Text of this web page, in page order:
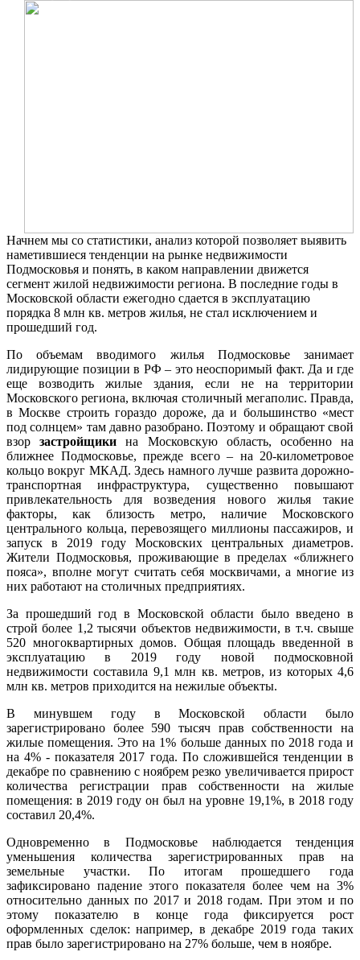
Начнем мы со статистики, анализ которой позволяет выявить
наметившиеся тенденции на рынке недвижимости
Подмосковья и понять, в каком направлении движется
сегмент жилой недвижимости региона. В последние годы в
Московской области ежегодно сдается в эксплуатацию
порядка 8 млн кв. метров жилья, не стал исключением и
прошедший год.
По объемам вводимого жилья Подмосковье занимает
лидирующие позиции в РФ – это неоспоримый факт. Да и где
еще возводить жилые здания, если не на территории
Московского региона, включая столичный мегаполис. Правда,
в Москве строить гораздо дороже, да и большинство «мест
под солнцем» там давно разобрано. Поэтому и обращают свой
взорзастройщики на Московскую область, особенно на
ближнее Подмосковье, прежде всего – на 20-километровое
кольцо вокруг МКАД. Здесь намного лучше развита дорожно-
транспортная инфраструктура, существенно повышают
привлекательность для возведения нового жилья такие
факторы, как близость метро, наличие Московского
центрального кольца, перевозящего миллионы пассажиров, и
запуск в 2019 году Московских центральных диаметров.
Жители Подмосковья, проживающие в пределах «ближнего
пояса», вполне могут считать себя москвичами, а многие из
них работают на столичных предприятиях.
За прошедший год в Московской области было введено в
строй более 1,2 тысячи объектов недвижимости, в т.ч. свыше
520 многоквартирных домов. Общая площадь введенной в
эксплуатацию в 2019 году новой подмосковной
недвижимости составила 9,1 млн кв. метров, из которых 4,6
млн кв. метров приходится на нежилые объекты.
В минувшем году в Московской области было
зарегистрировано более 590 тысяч прав собственности на
жилые помещения. Это на 1% больше данных по 2018 года и
на 4% - показателя 2017 года. По сложившейся тенденции в
декабре по сравнению с ноябрем резко увеличивается прирост
количества регистрации прав собственности на жилые
помещения: в 2019 году он был на уровне 19,1%, в 2018 году
составил 20,4%.
Одновременно в Подмосковье наблюдается тенденция
уменьшения количества зарегистрированных прав на
земельные участки. По итогам прошедшего года
зафиксировано падение этого показателя более чем на 3%
относительно данных по 2017 и 2018 годам. При этом и по
этому показателю в конце года фиксируется рост
оформленных сделок: например, в декабре 2019 года таких
прав было зарегистрировано на 27% больше, чем в ноябре.